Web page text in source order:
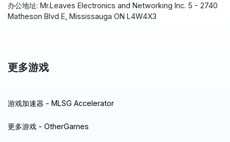
办公地址: Mr.Leaves Electronics and Networking Inc. 5 - 2740
Matheson Blvd E, Mississauga ON L4W4X3
更多游戏
游戏加速器 - MLSG Accelerator
更多游戏 - OtherGames